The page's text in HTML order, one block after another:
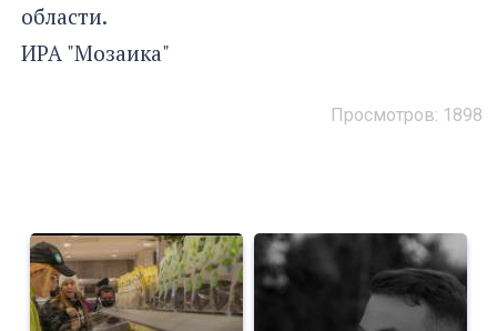
области.
ИРА "Мозаика"
Просмотров: 1898